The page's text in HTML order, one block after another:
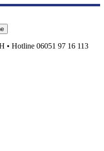
• Hotline 06051 97 16 113